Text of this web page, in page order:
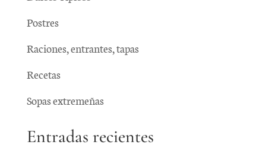
Postres
Raciones, entrantes, tapas
Recetas
Sopas extremeñas
Entradas recientes